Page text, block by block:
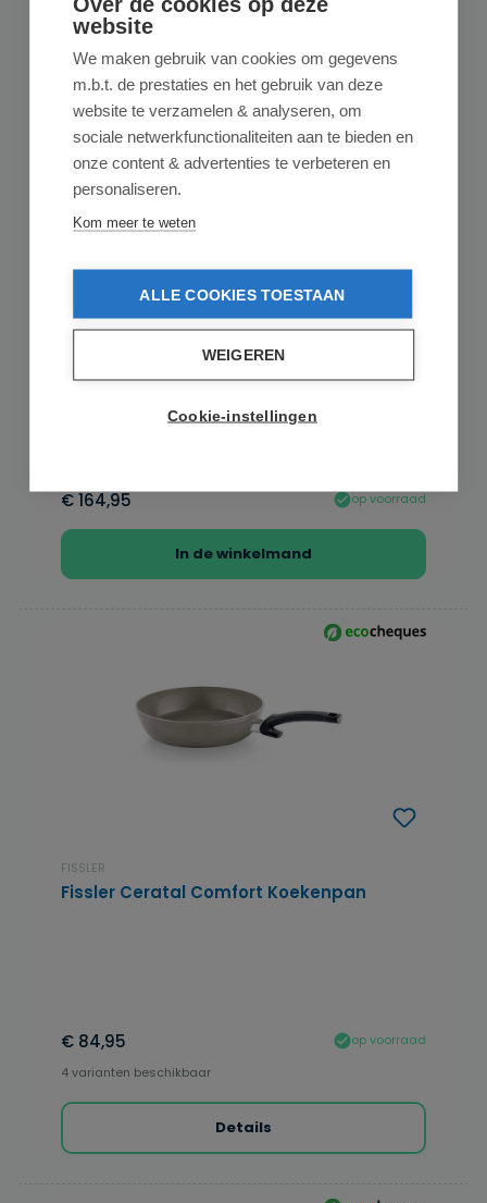
FISSLER
Fissler Ceratal Comfort Koekenpannen Ø
24 + 28cm
€ 164,95 op voorraad
In de winkelmand
FISSLER
Fissler Ceratal Comfort Koekenpan
€ 84,95
op voorraad
4 varianten beschikbaar
Details
website
We maken gebruik van cookies om gegevens
m.b.t. de prestaties en het gebruik van deze
website te verzamelen & analyseren, om
sociale netwerkfunctionaliteiten aan te bieden en
onze content & advertenties te verbeteren en
personaliseren.
Kom meer te weten
ALLE COOKIES TOESTAAN
WEIGEREN
Cookie-instellingen